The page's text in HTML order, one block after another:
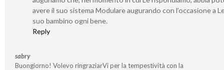
avere il suo sistema Modulare augurando con l’occasione a
suo bambino ogni bene.
Reply
sabry
Buongiorno! Volevo ringraziarVi per la tempestività con la